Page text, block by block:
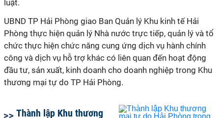
luật.
UBND TP Hải Phòng giao Ban Quản lý Khu kinh tế Hải
Phòng thực hiện quản lý Nhà nước trực tiếp, quản lý và tổ
chức thực hiện chức năng cung ứng dịch vụ hành chính
công và dịch vụ hỗ trợ khác có liên quan đến hoạt động
đầu tư, sản xuất, kinh doanh cho doanh nghiệp trong Khu
thương mại tự do TP Hải Phòng.
Thành lập Khu thương